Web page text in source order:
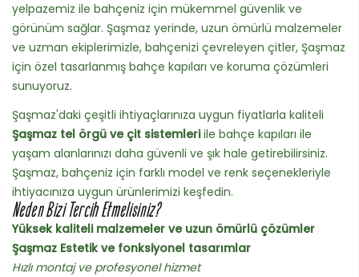
yelpazemiz ile bahçeniz için mükemmel güvenlik ve
görünüm sağlar. Şaşmaz yerinde, uzun ömürlü malzemeler
ve uzman ekiplerimizle, bahçenizi çevreleyen çitler, Şaşmaz
için özel tasarlanmış bahçe kapıları ve koruma çözümleri
sunuyoruz.
Şaşmaz'daki çeşitli ihtiyaçlarınıza uygun fiyatlarla kaliteli
Şaşmaz tel örgü ve çit sistemleriile bahçe kapıları ile
yaşam alanlarınızı daha güvenli ve şık hale getirebilirsiniz.
Şaşmaz, bahçeniz için farklı model ve renk seçenekleriyle
ihtiyacınıza uygun ürünlerimizi keşfedin.
Neden Bizi Tercih Etmelisiniz?
Yüksek kaliteli malzemeler ve uzun ömürlü çözümler
Şaşmaz Estetik ve fonksiyonel tasarımlar
Hızlı montaj ve profesyonel hizmet